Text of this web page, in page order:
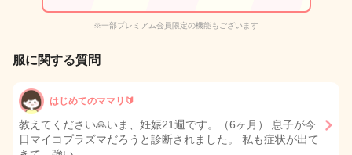
※一部プレミアム会員限定の機能もございます
服に関する質問
はじめてのママリ🔰
教えてください🙏いま、妊娠21週です。（6ヶ月） 息子が今
日マイコプラズマだろうと診断されました。 私も症状が出て